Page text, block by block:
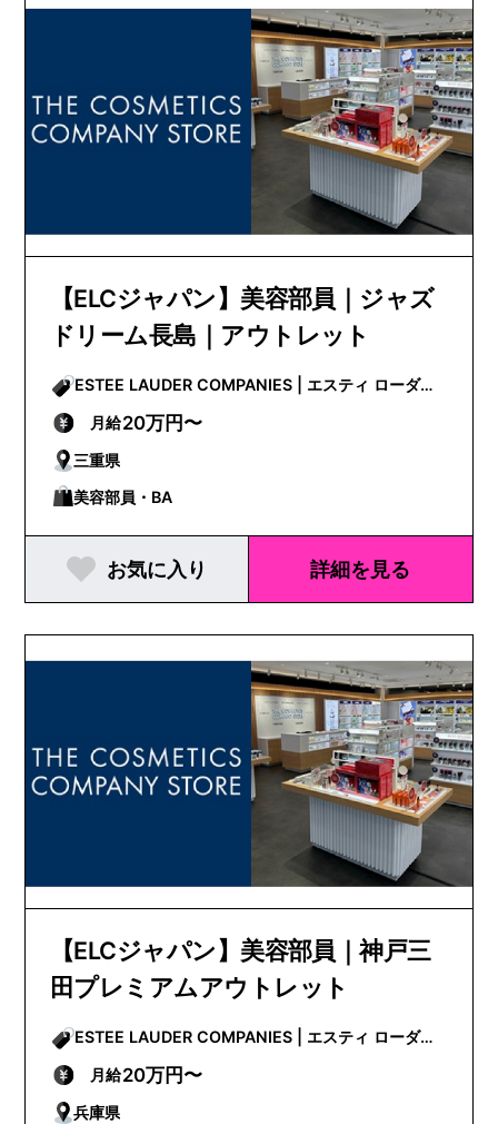
【ELCジャパン】美容部員｜ジャズ
ドリーム長島｜アウトレット
ESTEE LAUDER COMPANIES | エスティ ローダー
カンパニーズ
月給20万円〜
三重県
美容部員・BA
お気に入り 詳細を見る
【ELCジャパン】美容部員｜神戸三
田プレミアムアウトレット
ESTEE LAUDER COMPANIES | エスティ ローダー
カンパニーズ
月給20万円〜
兵庫県